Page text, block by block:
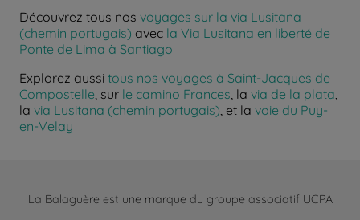
Découvrez tous nos voyages sur la via Lusitana
(chemin portugais) avec la Via Lusitana en liberté de
Ponte de Lima à Santiago
Explorez aussi tous nos voyages à Saint-Jacques de
Compostelle , sur le camino Frances , la via de la plata
la via Lusitana (chemin portugais) , et la voie du Puy-
en-Velay
La Balaguère est une marque du groupe associatif UCPA